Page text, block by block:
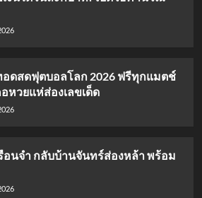
ดสดฟุตบอลโลก 2026 ฟรีทุกแมตช์
หวยแห่ส่องเลขเด็ด
นจำ กลับบ้านจันทร์ส่องหล้า พร้อม